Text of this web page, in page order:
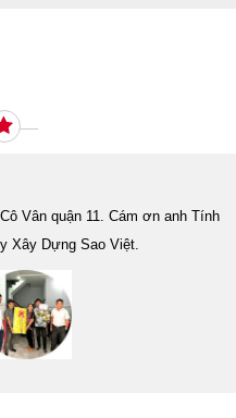
Vân quận 11. Cám ơn anh Tính
Xây Dựng Sao Việt.